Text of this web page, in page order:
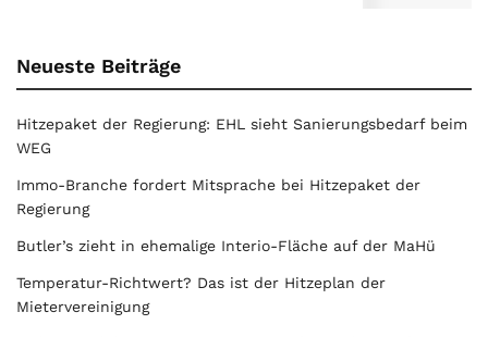
Neueste Beiträge
Hitzepaket der Regierung: EHL sieht Sanierungsbedarf beim
WEG
Immo-Branche fordert Mitsprache bei Hitzepaket der
Regierung
Butler’s zieht in ehemalige Interio-Fläche auf der MaHü
Temperatur-Richtwert? Das ist der Hitzeplan der
Mietervereinigung